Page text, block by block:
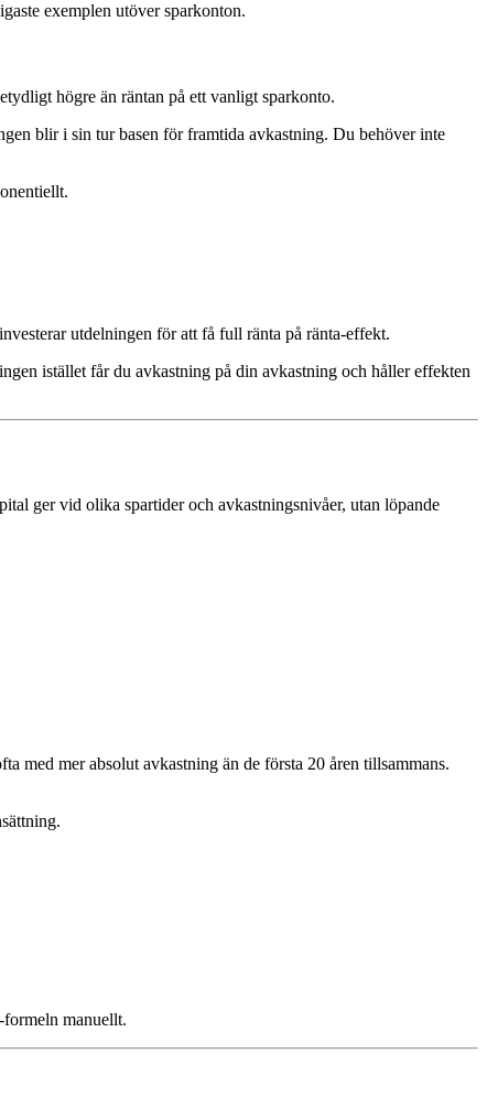
exemplen utöver sparkonton.
högre än räntan på ett vanligt sparkonto.
blir i sin tur basen för framtida avkastning. Du behöver inte
utdelningen för att få full ränta på ränta-effekt.
istället får du avkastning på din avkastning och håller effekten
ger vid olika spartider och avkastningsnivåer, utan löpande
med mer absolut avkastning än de första 20 åren tillsammans.
formeln manuellt.